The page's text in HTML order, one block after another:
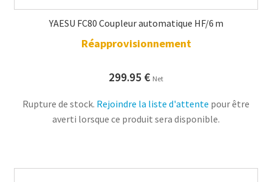
YAESU FC80 Coupleur automatique HF/6 m
Réapprovisionnement
299.95 € Net
Rupture de stock. Rejoindre la liste d'attente pour être
averti lorsque ce produit sera disponible.